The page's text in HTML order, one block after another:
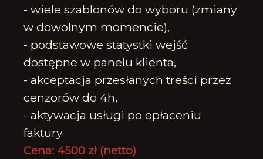
- wiele szablonów do wyboru (zmiany
w dowolnym momencie),
- podstawowe statystki wejść
dostępne w panelu klienta,
- akceptacja przesłanych treści przez
cenzorów do 4h,
- aktywacja usługi po opłaceniu
faktury
Cena: 4500 zł (netto)